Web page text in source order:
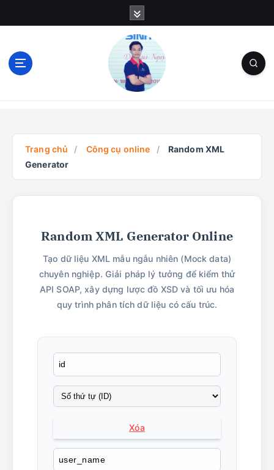
Trang chủ / Công cụ online /
Random XML
Generator
Random XML Generator Online
Tạo dữ liệu XML mẫu ngẫu nhiên (Mock data)
chuyên nghiệp. Giải pháp lý tưởng để kiểm thử
API SOAP, xây dựng lược đồ XSD và tối ưu hóa
quy trình phân tích dữ liệu có cấu trúc.
Xóa